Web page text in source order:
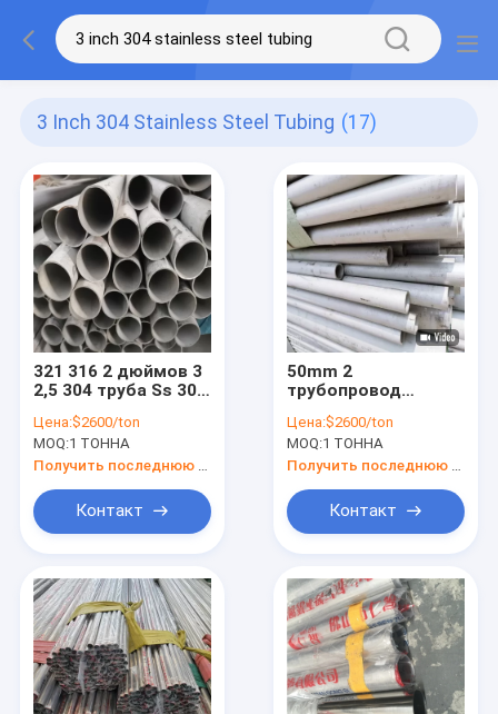
3 Inch 304 Stainless Steel Tubing (17)
321 316 2 дюймов 3
2,5 304 труба Ss 304
нержавеющей
стали круглая
Цена:$2600/ton
MOQ:1 ТОННА
Контакт
50mm 2
трубопровод
2b No.1 3 трубы
нержавеющей
стали датчика 304
дюйма 16
нержавеющий
Цена:$2600/ton
MOQ:1 ТОННА
Контакт